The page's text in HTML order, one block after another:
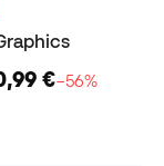
€−56%